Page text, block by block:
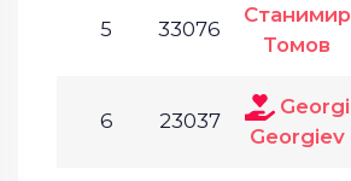
5 33076
Станимир
Томов
6 23037
Georgi
Georgiev